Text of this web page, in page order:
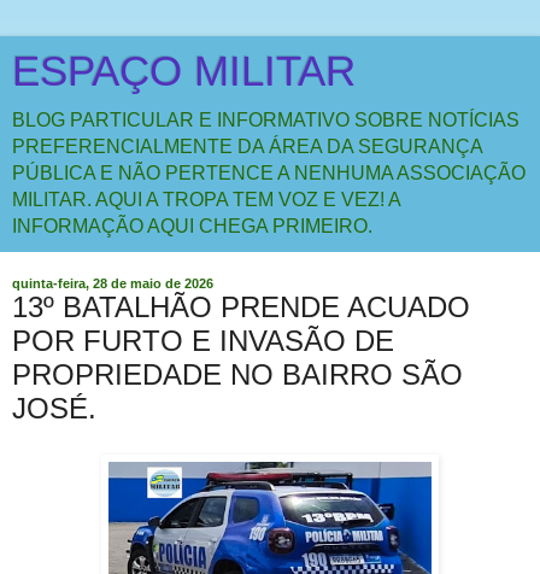
ESPAÇO MILITAR
BLOG PARTICULAR E INFORMATIVO SOBRE NOTÍCIAS
PREFERENCIALMENTE DA ÁREA DA SEGURANÇA
PÚBLICA E NÃO PERTENCE A NENHUMA ASSOCIAÇÃO
MILITAR. AQUI A TROPA TEM VOZ E VEZ! A
INFORMAÇÃO AQUI CHEGA PRIMEIRO.
quinta-feira, 28 de maio de 2026
13º BATALHÃO PRENDE ACUADO
POR FURTO E INVASÃO DE
PROPRIEDADE NO BAIRRO SÃO
JOSÉ.